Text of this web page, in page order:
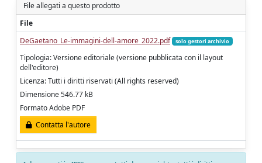
File allegati a questo prodotto
File
DeGaetano_Le-immagini-dell-amore_2022.pdf
solo gestori archivio
Tipologia: Versione editoriale (versione pubblicata con il layout
dell'editore)
Licenza: Tutti i diritti riservati (All rights reserved)
Dimensione 546.77 kB
Formato Adobe PDF
Contatta l'autore